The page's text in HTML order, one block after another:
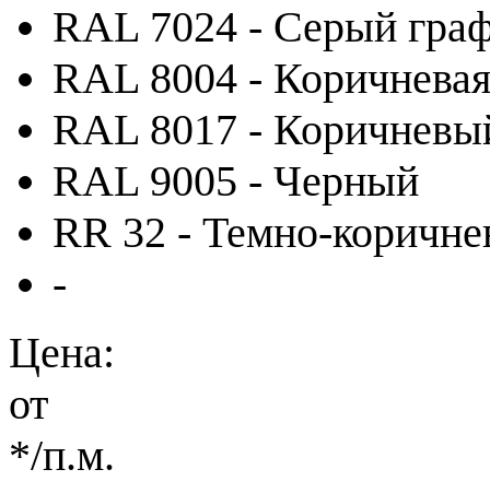
RAL 7024 - Серый
RAL 8004 -
RAL 8017 -
RAL 9005 - Черный
RR 32 - Темно-
-
Цена:
от
*/п.м.